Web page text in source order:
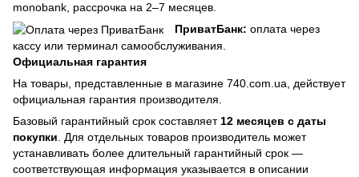
monobank, рассрочка на 2–7 месяцев.
ПриватБанк: оплата через
кассу или терминал самообслуживания.
Официальная гарантия
На товары, представленные в магазине 740.com.ua, действует
официальная гарантия производителя.
Базовый гарантийный срок составляет12 месяцев с даты
покупки. Для отдельных товаров производитель может
устанавливать более длительный гарантийный срок —
соответствующая информация указывается в описании